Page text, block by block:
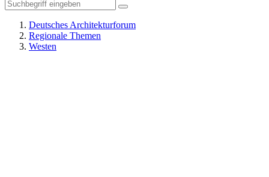
Deutsches Architekturforum
Regionale Themen
Westen